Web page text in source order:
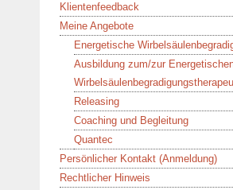
Klientenfeedback
Meine Angebote
Energetische
Ausbildung zum/zur
Releasing
Coaching und Begleitung
Quantec
Persönlicher Kontakt (Anmeldung)
Rechtlicher Hinweis